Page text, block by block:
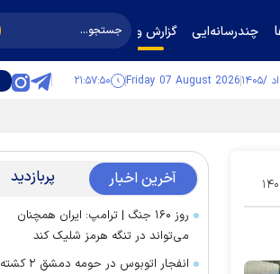
چندرسانه‌ایی گزارش و گفت‌وگو
Friday 07 August 2026 ۲۱:۵۷:۵۱
۱۰ آخرین اخبار پربازدید
روز ۱۶۰ جنگ | ترامپ: ایران همچنان
می‌تواند در تنگه هرمز شلیک کند
انفجار اتوبوس در حومه دمشق ۲ کشته